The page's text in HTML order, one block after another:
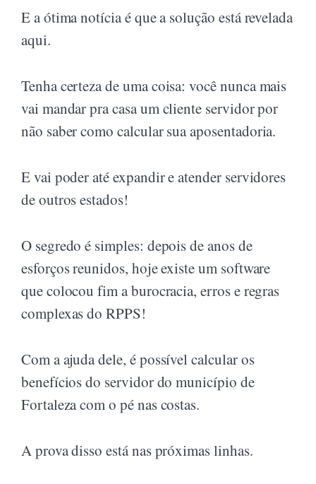
E a ótima notícia é que a solução está revelada
aqui.
Tenha certeza de uma coisa: você nunca mais
vai mandar pra casa um cliente servidor por
não saber como calcular sua aposentadoria.
E vai poder até expandir e atender servidores
de outros estados!
O segredo é simples: depois de anos de
esforços reunidos, hoje existe um software
que colocou fim a burocracia, erros e regras
complexas do RPPS!
Com a ajuda dele, é possível calcular os
benefícios do servidor do município de
Fortaleza com o pé nas costas.
A prova disso está nas próximas linhas.